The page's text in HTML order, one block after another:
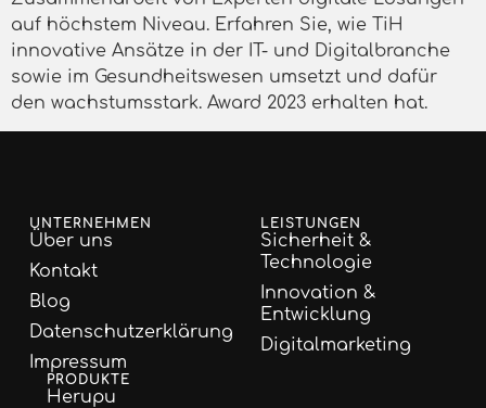
auf höchstem Niveau. Erfahren Sie, wie TiH
innovative Ansätze in der IT- und Digitalbranche
sowie im Gesundheitswesen umsetzt und dafür
den wachstumsstark. Award 2023 erhalten hat.
UNTERNEHMEN
Über uns
Kontakt
Blog
Datenschutzerklärung
Impressum
LEISTUNGEN
Sicherheit &
Technologie
Innovation &
Entwicklung
Digitalmarketing
PRODUKTE
Herupu